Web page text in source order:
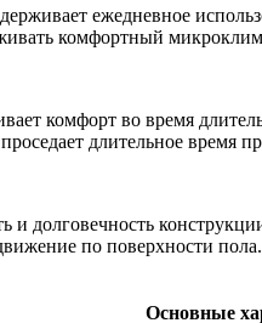
ежедневное
комфортный
комфорт во время
длительное время
и долговечность
по поверхности
Основные